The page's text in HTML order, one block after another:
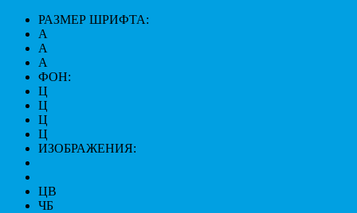
РАЗМЕР ШРИФТА:
A
A
A
ФОН:
Ц
Ц
Ц
Ц
ИЗОБРАЖЕНИЯ:
ЦВ
ЧБ